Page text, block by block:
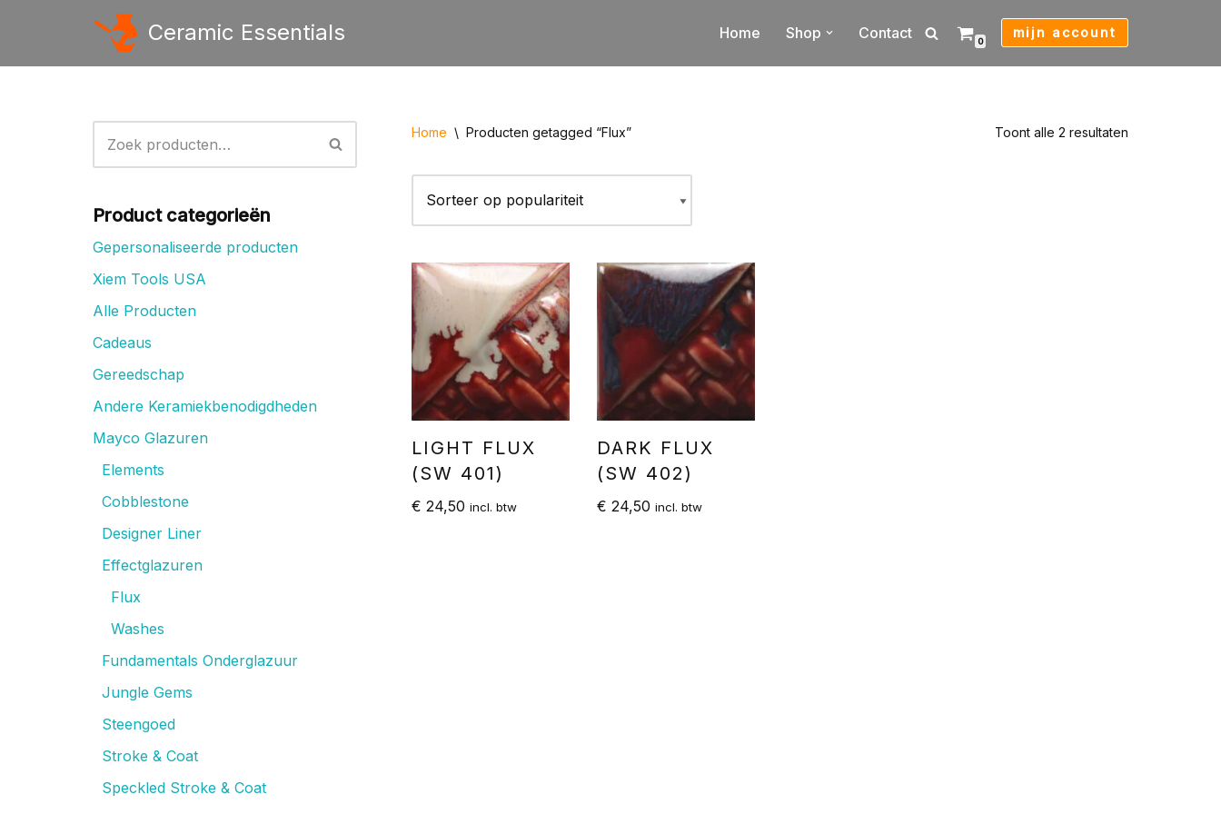
naar
Ceramic Essentials Home Shop Contact 0
mijn account
Product categorieën
Gepersonaliseerde producten
Xiem Tools USA
Alle Producten
Cadeaus
Gereedschap
Andere Keramiekbenodigdheden
Mayco Glazuren
Elements
Cobblestone
Designer Liner
Effectglazuren
Flux
Washes
Fundamentals Onderglazuur
Jungle Gems
Steengoed
Stroke & Coat
Speckled Stroke & Coat
Home \ Producten getagged “Flux” Toont alle 2 resultaten
LIGHT FLUX
(SW 401)
€ 24,50 incl. btw
DARK FLUX
(SW 402)
€ 24,50 incl. btw